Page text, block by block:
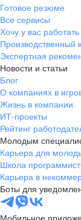
Готовое резюме
Все сервисы
Хочу у вас работать
Производственный
Экспертная
Новости и статьи
Блог
О компаниях в
Жизнь в компании
ИТ-проекты
Рейтинг
Молодым
Карьера для
Школа
Карьера в
Боты для
Мобильное